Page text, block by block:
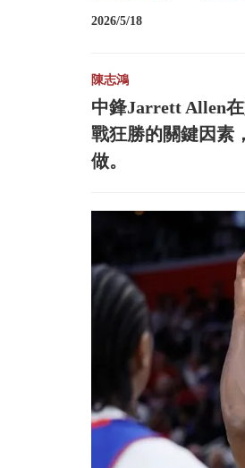
2026/5/18
陳志鴻
中鋒Jarrett Allen
戰狂勝的關鍵因素
做。